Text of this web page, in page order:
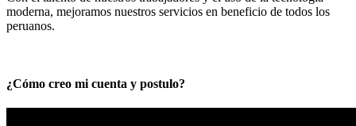
moderna, mejoramos nuestros servicios en beneficio de todos los
peruanos.
¿Cómo creo mi cuenta y postulo?